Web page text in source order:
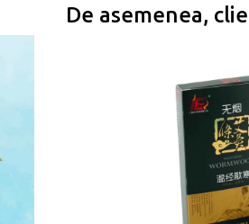
De asemenea,